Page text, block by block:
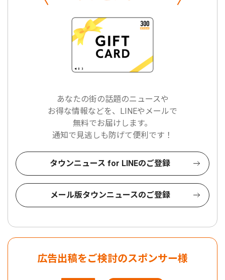
あなたの街の話題のニュースや
お得な情報などを、LINEやメールで
無料でお届けします。
通知で見逃しも防げて便利です！
タウンニュース for LINEのご登録
メール版タウンニュースのご登録
広告出稿をご検討のスポンサー様